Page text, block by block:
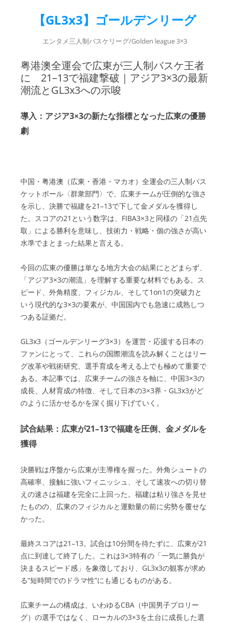
【GL3x3】ゴールデンリーグ
エンタメ三人制バスケリーグ/Golden league 3×3
粤港澳全運会で広東が三人制バスケ王者
に 21–13で福建撃破｜アジア3×3の最新
潮流とGL3x3への示唆
導入：アジア3×3の新たな指標となった広東の優勝
劇
中国・粤港澳（広東・香港・マカオ）全運会の三人制バス
ケットボール〈群衆部門〉で、広東チームが圧倒的な強さ
を示し、決勝で福建を21–13で下して金メダルを獲得し
た。スコアの21という数字は、FIBA3×3と同様の「21点先
取」による勝利を意味し、技術力・戦略・個の強さが高い
水準でまとまった結果と言える。
今回の広東の優勝は単なる地方大会の結果にとどまらず、
「アジア3×3の潮流」を理解する重要な材料でもある。ス
ピード、外角精度、フィジカル、そして1on1の突破力と
いう現代的な3×3の要素が、中国国内でも急速に成熟しつ
つある証拠だ。
GL3x3（ゴールデンリーグ3×3）を運営・応援する日本の
ファンにとって、これらの国際潮流を読み解くことはリー
グ改革や戦術研究、選手育成を考える上でも極めて重要で
ある。本記事では、広東チームの強さを軸に、中国3×3の
成長、人材育成の特徴、そして日本の3×3界・GL3x3がど
のように活かせるかを深く掘り下げていく。
試合結果：広東が21–13で福建を圧倒、金メダルを
獲得
決勝戦は序盤から広東が主導権を握った。外角シュートの
高確率、接触に強いフィニッシュ、そして速攻への切り替
えの速さは福建を完全に上回った。福建は粘り強さを見せ
たものの、広東のフィジカルと運動量の前に劣勢を覆せな
かった。
最終スコアは21–13。試合は10分間を待たずに、広東が21
点に到達して終了した。これは3×3特有の「一気に勝負が
決まるスピード感」を象徴しており、GL3x3の観客が求め
る“短時間でのドラマ性”にも通じるものがある。
広東チームの構成は、いわゆるCBA（中国男子プロリー
グ）の選手ではなく、ローカルの3×3を土台に成長した選